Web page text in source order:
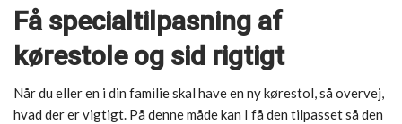
Få specialtilpasning af
kørestole og sid rigtigt
Når du eller en i din familie skal have en ny kørestol, så overvej,
hvad der er vigtigt. På denne måde kan I få den tilpasset så den